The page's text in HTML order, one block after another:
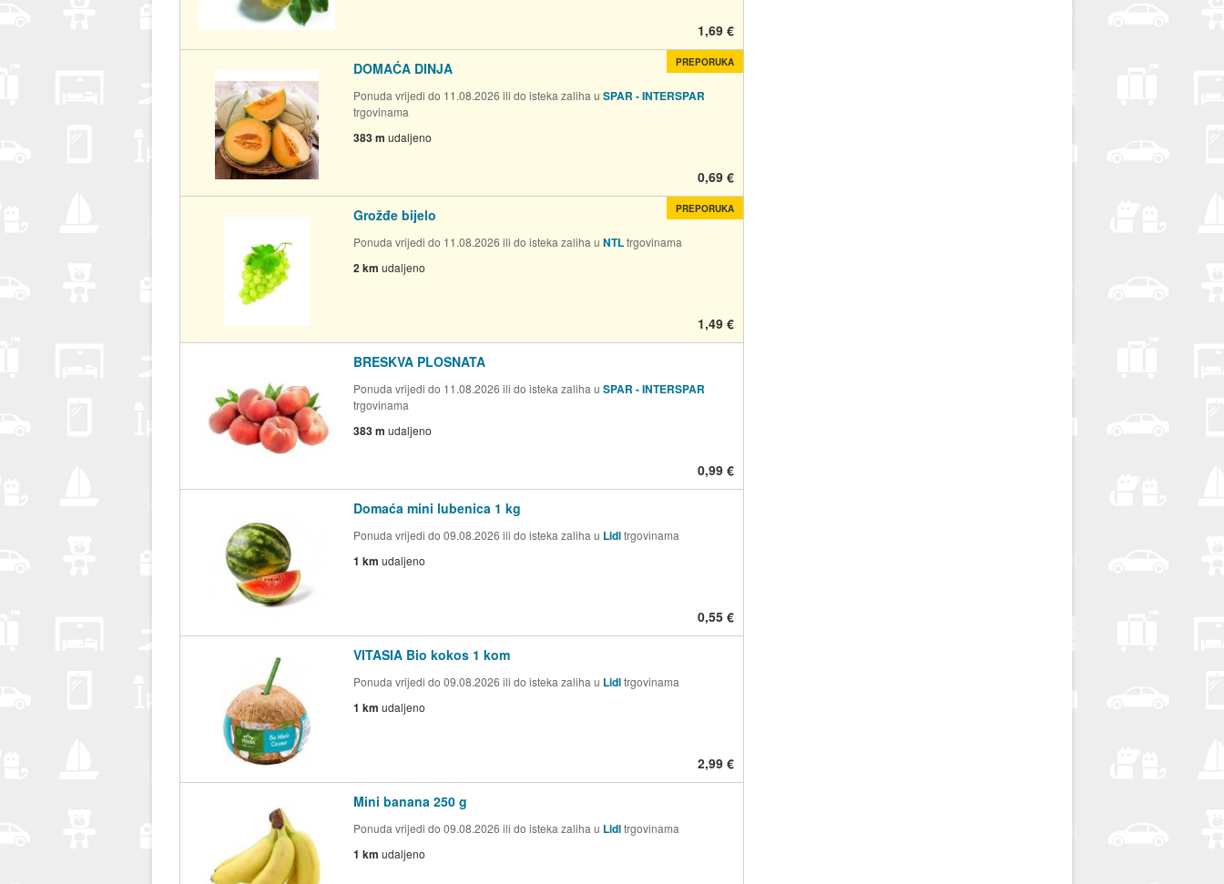
1,69 €
DOMAĆA DINJA
Ponuda vrijedi do 11.08.2026 ili do isteka zaliha u SPAR - INTERSPAR
trgovinama
383 m udaljeno
0,69 €
PREPORUKA
Grožđe bijelo
Ponuda vrijedi do 11.08.2026 ili do isteka zaliha u NTLtrgovinama
2 km udaljeno
1,49 €
PREPORUKA
BRESKVA PLOSNATA
Ponuda vrijedi do 11.08.2026 ili do isteka zaliha u SPAR - INTERSPAR
trgovinama
383 m udaljeno
0,99 €
Domaća mini lubenica 1 kg
Ponuda vrijedi do 09.08.2026 ili do isteka zaliha u Lidltrgovinama
1 km udaljeno
0,55 €
VITASIA Bio kokos 1 kom
Ponuda vrijedi do 09.08.2026 ili do isteka zaliha u Lidltrgovinama
1 km udaljeno
2,99 €
Mini banana 250 g
Ponuda vrijedi do 09.08.2026 ili do isteka zaliha u Lidltrgovinama
1 km udaljeno